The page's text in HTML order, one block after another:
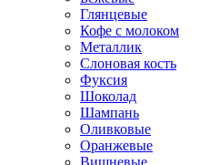
Глянцевые
Кофе с молоком
Металлик
Слоновая кость
Фуксия
Шоколад
Шампань
Оливковые
Оранжевые
Вишневые